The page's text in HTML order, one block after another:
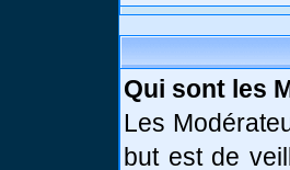
Qui sont les
Les
but est de